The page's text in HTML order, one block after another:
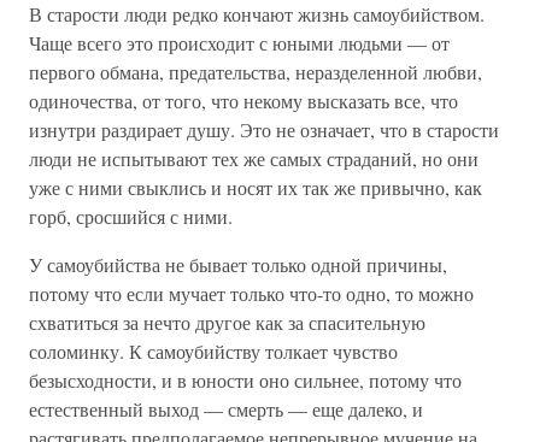
В старости люди редко кончают жизнь самоубийством.
Чаще всего это происходит с юными людьми — от
первого обмана, предательства, неразделенной любви,
одиночества, от того, что некому высказать все, что
изнутри раздирает душу. Это не означает, что в старости
люди не испытывают тех же самых страданий, но они
уже с ними свыклись и носят их так же привычно, как
горб, сросшийся с ними.
У самоубийства не бывает только одной причины,
потому что если мучает только что-то одно, то можно
схватиться за нечто другое как за спасительную
соломинку. К самоубийству толкает чувство
безысходности, и в юности оно сильнее, потому что
естественный выход — смерть — еще далеко, и